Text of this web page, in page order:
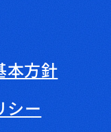
本方針
シー